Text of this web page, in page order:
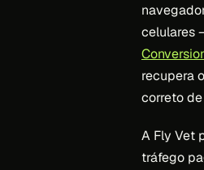
celulares
recupera
correto
A Fly Vet
tráfego